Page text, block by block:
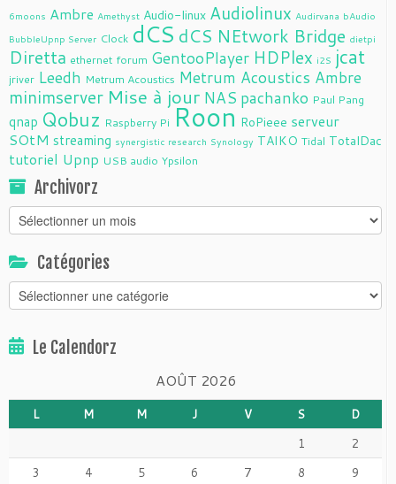
6moons Ambre Amethyst Audio-linux Audiolinux Audirvana bAudio
BubbleUpnp Server Clock dCS dCS NEtwork Bridge dietpi
Diretta ethernet forum GentooPlayer HDPlex i2S jcat
jriver Leedh Metrum Acoustics Metrum Acoustics Ambre
minimserver Mise à jour NAS pachanko Paul Pang
qnap Qobuz Raspberry Pi Roon RoPieee serveur
SOtM streaming synergistic research Synology TAIKO Tidal TotalDac
tutoriel Upnp USB audio Ypsilon
Archivorz
Archivorz
Catégories
Catégories
Le Calendorz
AOÛT 2026
L M M J V S
D
1
2
3
4 5 6 7 8 9